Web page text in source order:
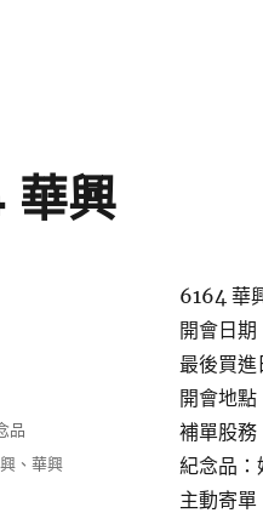
華興
6164 華
開會日
最後買進
開會地
補單股務
紀念品：
主動寄單
品
、華興